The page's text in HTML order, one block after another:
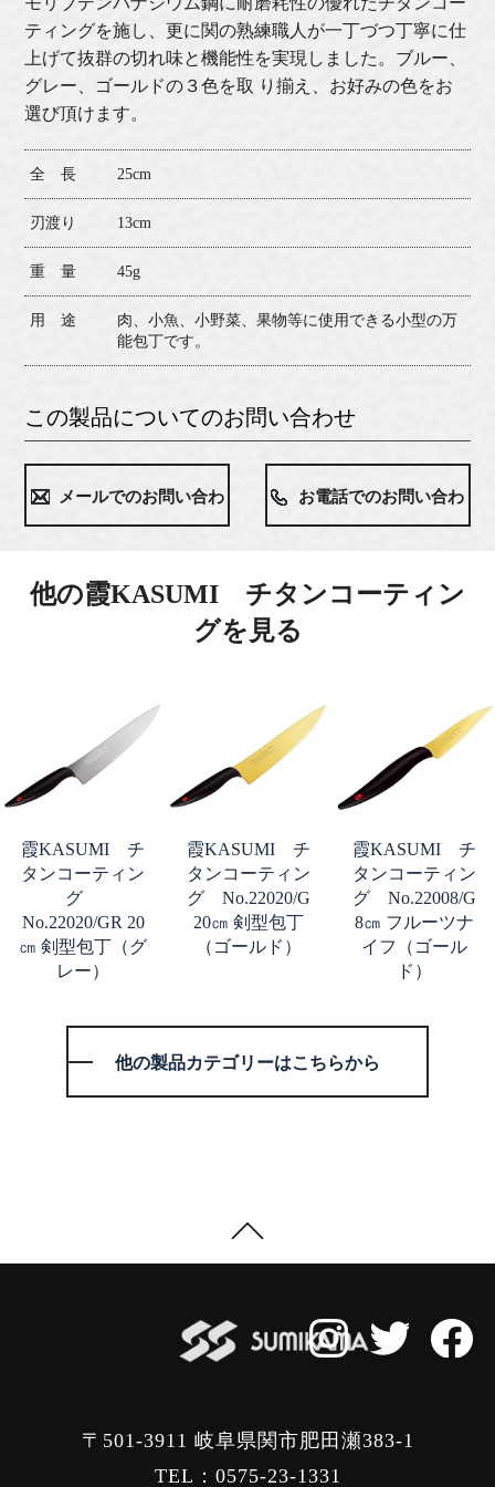
ティングを施し、更に関の熟練職人が一丁づつ丁寧に仕
上げて抜群の切れ味と機能性を実現しました。ブルー、
グレー、ゴールドの３色を取 り揃え、お好みの色をお
選び頂けます。
全 長 25cm
刃渡り 13cm
重 量 45g
用 途
肉、小魚、小野菜、果物等に使用できる小型の万
能包丁です。
この製品についてのお問い合わせ
メールでのお問い合わ お電話でのお問い合わ
他の霞KASUMI チタンコーティン
グを見る
霞KASUMI チ
タンコーティン
グ
No.22020/GR 20
㎝ 剣型包丁（グ
レー）
霞KASUMI チ
タンコーティン
グ No.22020/G
20㎝ 剣型包丁
（ゴールド）
霞KASUMI チ
タンコーティン
グ No.22008/G
8㎝ フルーツナ
イフ（ゴール
ド）
他の製品カテゴリーはこちらから
〒501-3911 岐阜県関市肥田瀬383-1
TEL：0575-23-1331